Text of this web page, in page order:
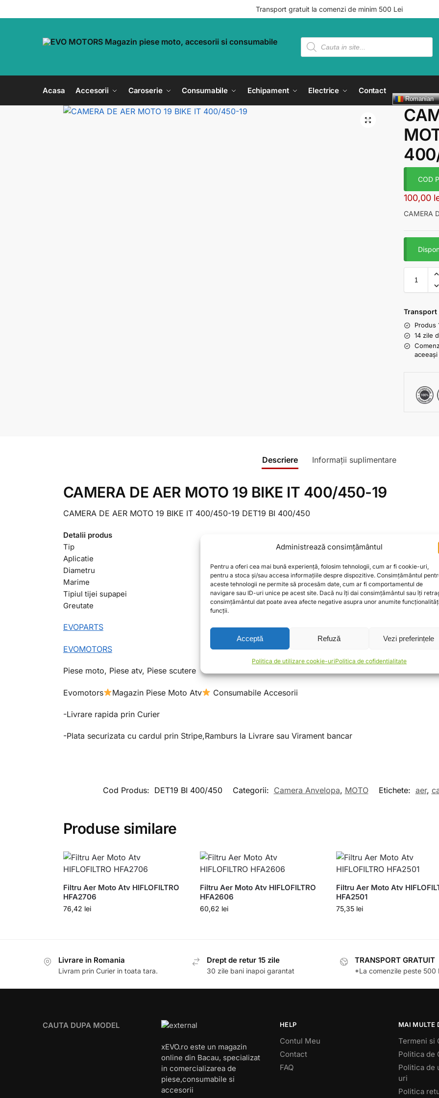
Administrează consimțământul
Pentru a oferi cea mai bună experiență, folosim tehnologii, cum ar fi cookie-uri,
pentru a stoca și/sau accesa informațiile despre dispozitive. Consimțământul
aceste tehnologii ne permite să procesăm date, cum ar fi comportamentul de
navigare sau ID-uri unice pe acest site. Dacă nu îți dai consimțământul sau îți
consimțământul dat poate avea afecte negative asupra unor anumite
funcții.
Acceptă Refuză Vezi preferințele
Politica de utilizare cookie-uriPolitica de cofidentialitate
Transport gratuit la comenzi de minim 500 Lei
Acasa Accesorii Caroserie Consumabile Echipament Electrice Contact
Romanian
COD
100,00
CAMERA
Transport
Produs
14 zile
aceeași
Descriere Informații suplimentare
CAMERA DE AER MOTO 19 BIKE IT 400/450-19
CAMERA DE AER MOTO 19 BIKE IT 400/450-19 DET19 BI 400/450
Detalii produs
Tip
Camera de aer
Aplicatie
Diametru
19.0 inch
Marime
400/450-19
Tipiul tijei supapei
TR4 / TR6
Greutate
0,54kg
EVOPARTS
EVOMOTORS
Piese moto, Piese atv, Piese scutere
Evomotors Magazin Piese Moto Atv Consumabile Accesorii
-Livrare rapida prin Curier
-Plata securizata cu cardul prin Stripe,Ramburs la Livrare sau Virament bancar
Cod Produs: DET19 BI 400/450 Categorii: Camera Anvelopa, MOTO Etichete: aer,
Produse similare
Filtru Aer Moto Atv HIFLOFILTRO
HFA2706
76,42 lei
Filtru Aer Moto Atv HIFLOFILTRO
HFA2606
60,62 lei
Filtru Aer Moto Atv
HFA2501
75,35 lei
Livrare in Romania
Livram prin Curier in toata tara.
Drept de retur 15 zile
30 zile bani inapoi garantat
TRANSPORT GRATUIT
*La comenzile peste 500
CAUTA DUPA MODEL
xEVO.ro este un magazin
online din Bacau, specializat
in comercializarea de
piese,consumabile si
accesorii
HELP
Contul Meu
Contact
FAQ
MAI MULTE
Termeni si
Politica de
Politica de
uri
Politica